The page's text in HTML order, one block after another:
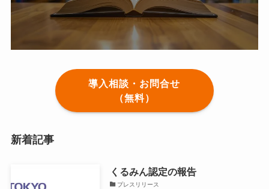
導入相談・お問合せ
（無料）
新着記事
くるみん認定の報告
プレスリリース